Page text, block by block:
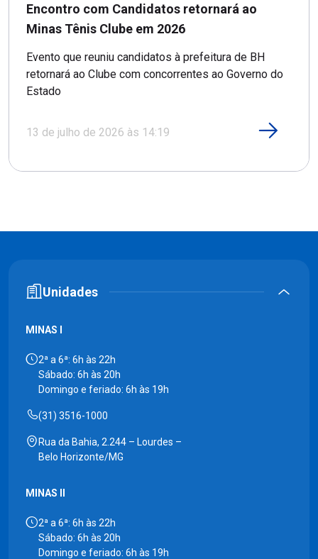
Encontro com Candidatos retornará ao
Minas Tênis Clube em 2026
Evento que reuniu candidatos à prefeitura de BH
retornará ao Clube com concorrentes ao Governo do
Estado
13 de julho de 2026 às 14:19
Unidades
MINAS I
2ª a 6ª: 6h às 22h
Sábado: 6h às 20h
Domingo e feriado: 6h às 19h
(31) 3516-1000
Rua da Bahia, 2.244 – Lourdes –
Belo Horizonte/MG
MINAS II
2ª a 6ª: 6h às 22h
Sábado: 6h às 20h
Domingo e feriado: 6h às 19h